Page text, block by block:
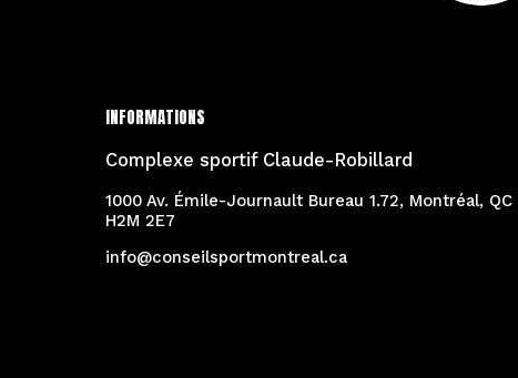
INFORMATIONS
Complexe sportif Claude-Robillard
1000 Av. Émile-Journault Bureau 1.72, Montréal, QC
H2M 2E7
info@conseilsportmontreal.ca